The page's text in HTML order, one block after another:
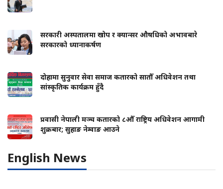
सरकारी अस्पतालमा खोप र क्यान्सर औषधिको अभावबारे
सरकारको ध्यानाकर्षण
दोहामा सुनुवार सेवा समाज कतारको सातौँ अधिवेशन तथा
सांस्कृतिक कार्यक्रम हुँदै
प्रवासी नेपाली मञ्च कतारको ८औँ राष्ट्रिय अधिवेशन आगामी
शुक्रबार; सुहाङ नेम्वाङ आउने
English News